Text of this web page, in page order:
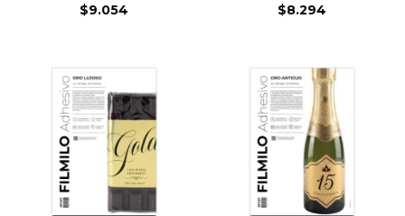
$9.054 $8.294